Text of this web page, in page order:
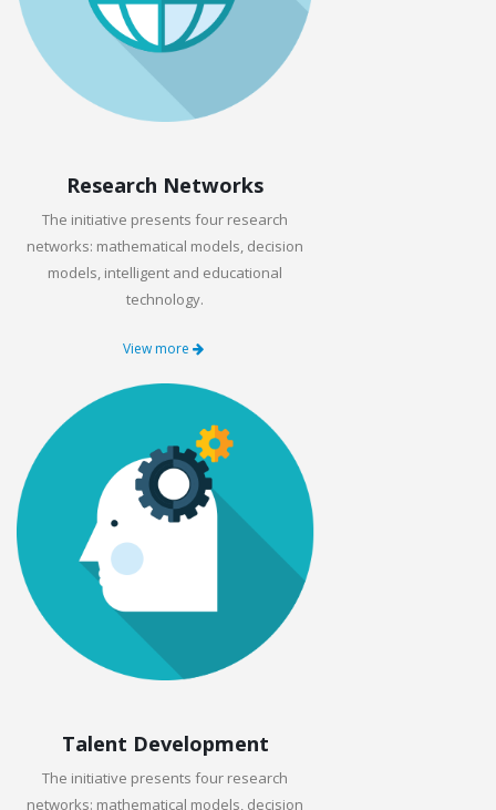
Research Networks
The initiative presents four research
networks: mathematical models, decision
models, intelligent and educational
technology.
View more
Talent Development
The initiative presents four research
networks: mathematical models, decision